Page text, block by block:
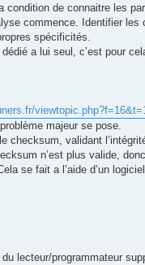
de connaitre les
commence. Identifier
spécificités.
a lui seul, c’est pour
majeur se pose.
checksum, validant
n’est plus valide,
se fait a l’aide d’un
lecteur/programmateur